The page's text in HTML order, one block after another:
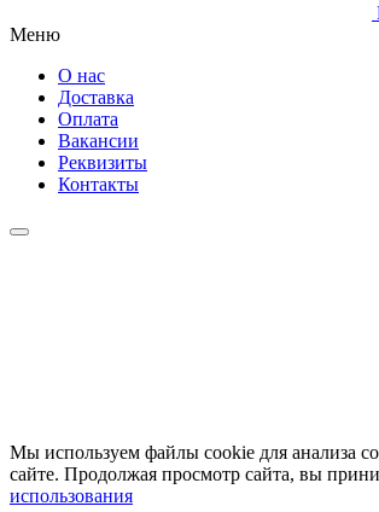
Меню
О нас
Доставка
Оплата
Вакансии
Реквизиты
Контакты
Мы используем файлы cookie для анализа
сайте. Продолжая просмотр сайта, вы
использования